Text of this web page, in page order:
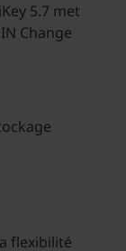
5.7 met
Change
flexibilité